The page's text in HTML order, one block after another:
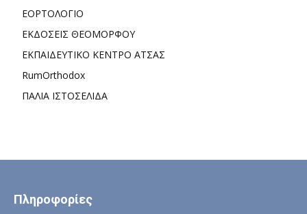
ΕΟΡΤΟΛΟΓΙΟ
ΕΚΔΟΣΕΙΣ ΘΕΟΜΟΡΦΟΥ
ΕΚΠΑΙΔΕΥΤΙΚΟ ΚΕΝΤΡΟ ΑΤΣΑΣ
RumOrthodox
ΠΑΛΙΑ ΙΣΤΟΣΕΛΙΔΑ
Πληροφορίες